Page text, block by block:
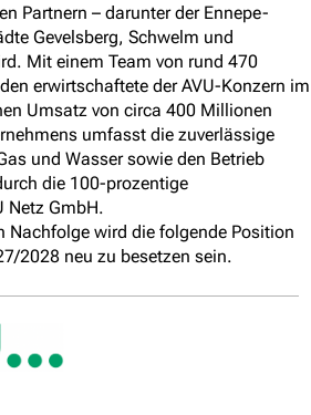
Partnern – darunter der Ennepe-
Gevelsberg, Schwelm und
Mit einem Team von rund 470
erwirtschaftete der AVU-Konzern im
Umsatz von circa 400 Millionen
umfasst die zuverlässige
und Wasser sowie den Betrieb
die 100-prozentige
Netz GmbH.
Nachfolge wird die folgende Position
2028 neu zu besetzen sein.